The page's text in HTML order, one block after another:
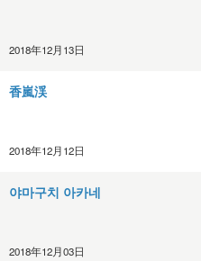
2018年12月13日
香嵐渓
2018年12月12日
야마구치 아카네
2018年12月03日